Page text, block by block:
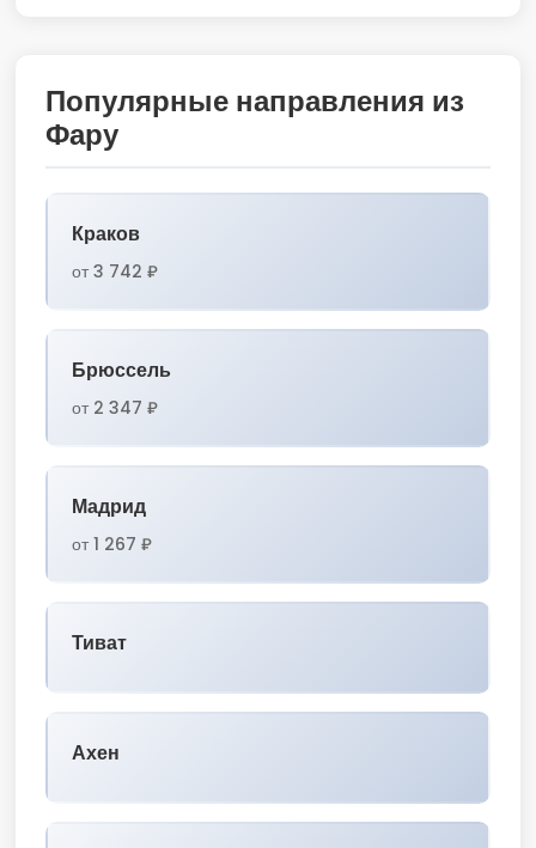
Популярные направления из
Фару
Краков
от 3 742 ₽
Брюссель
от 2 347 ₽
Мадрид
от 1 267 ₽
Тиват
Ахен